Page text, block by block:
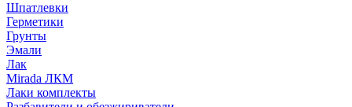
Шпатлевки
Герметики
Грунты
Эмали
Лак
Mirada ЛКМ
Лаки комплекты